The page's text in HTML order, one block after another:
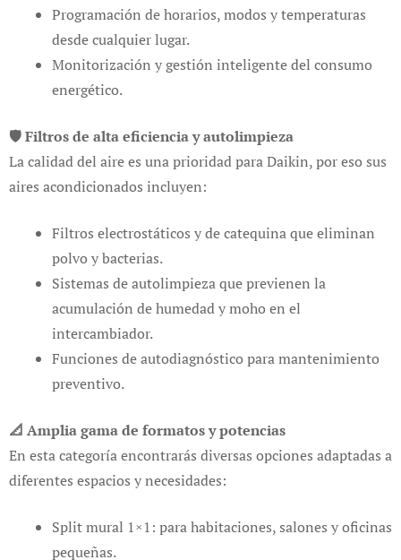
Programación de horarios, modos y temperaturas
desde cualquier lugar.
Monitorización y gestión inteligente del consumo
energético.
🛡️ Filtros de alta eficiencia y autolimpieza
La calidad del aire es una prioridad para Daikin, por eso sus
aires acondicionados incluyen:
Filtros electrostáticos y de catequina que eliminan
polvo y bacterias.
Sistemas de autolimpieza que previenen la
acumulación de humedad y moho en el
intercambiador.
Funciones de autodiagnóstico para mantenimiento
preventivo.
📐 Amplia gama de formatos y potencias
En esta categoría encontrarás diversas opciones adaptadas a
diferentes espacios y necesidades:
Split mural 1×1: para habitaciones, salones y oficinas
pequeñas.